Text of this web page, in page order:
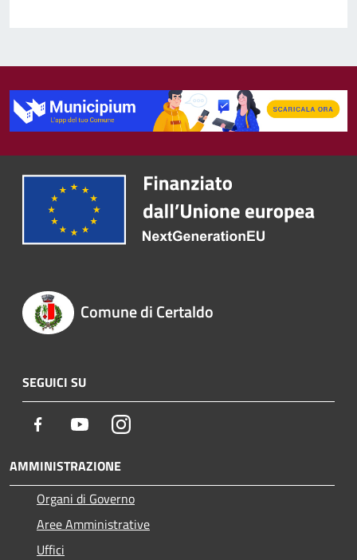
Comune di Certaldo
SEGUICI SU
Facebook YoutubeInstagram
AMMINISTRAZIONE
Organi di Governo
Aree Amministrative
Uffici